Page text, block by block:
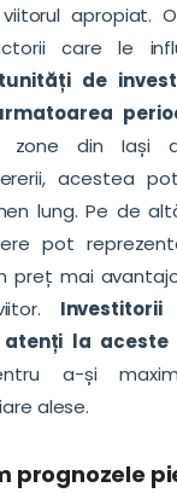
apropiat.
care le
de
zone din Iași
acestea
lung. Pe de
pot
preț mai
la aceste
a-și
alese.
prognozele